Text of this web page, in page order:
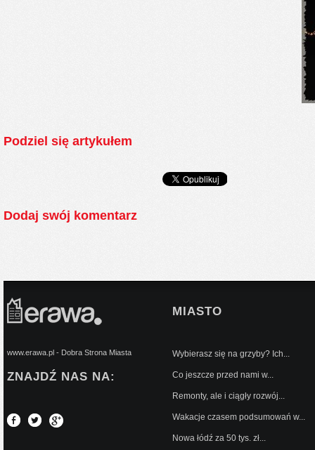
Podziel się artykułem
Dodaj swój komentarz
www.erawa.pl - Dobra Strona Miasta
ZNAJDŹ NAS NA:
MIASTO
Wybierasz się na grzyby? Ich...
Co jeszcze przed nami w...
Remonty, ale i ciągły rozwój...
Wakacje czasem podsumowań w...
Nowa łódź za 50 tys. zł...